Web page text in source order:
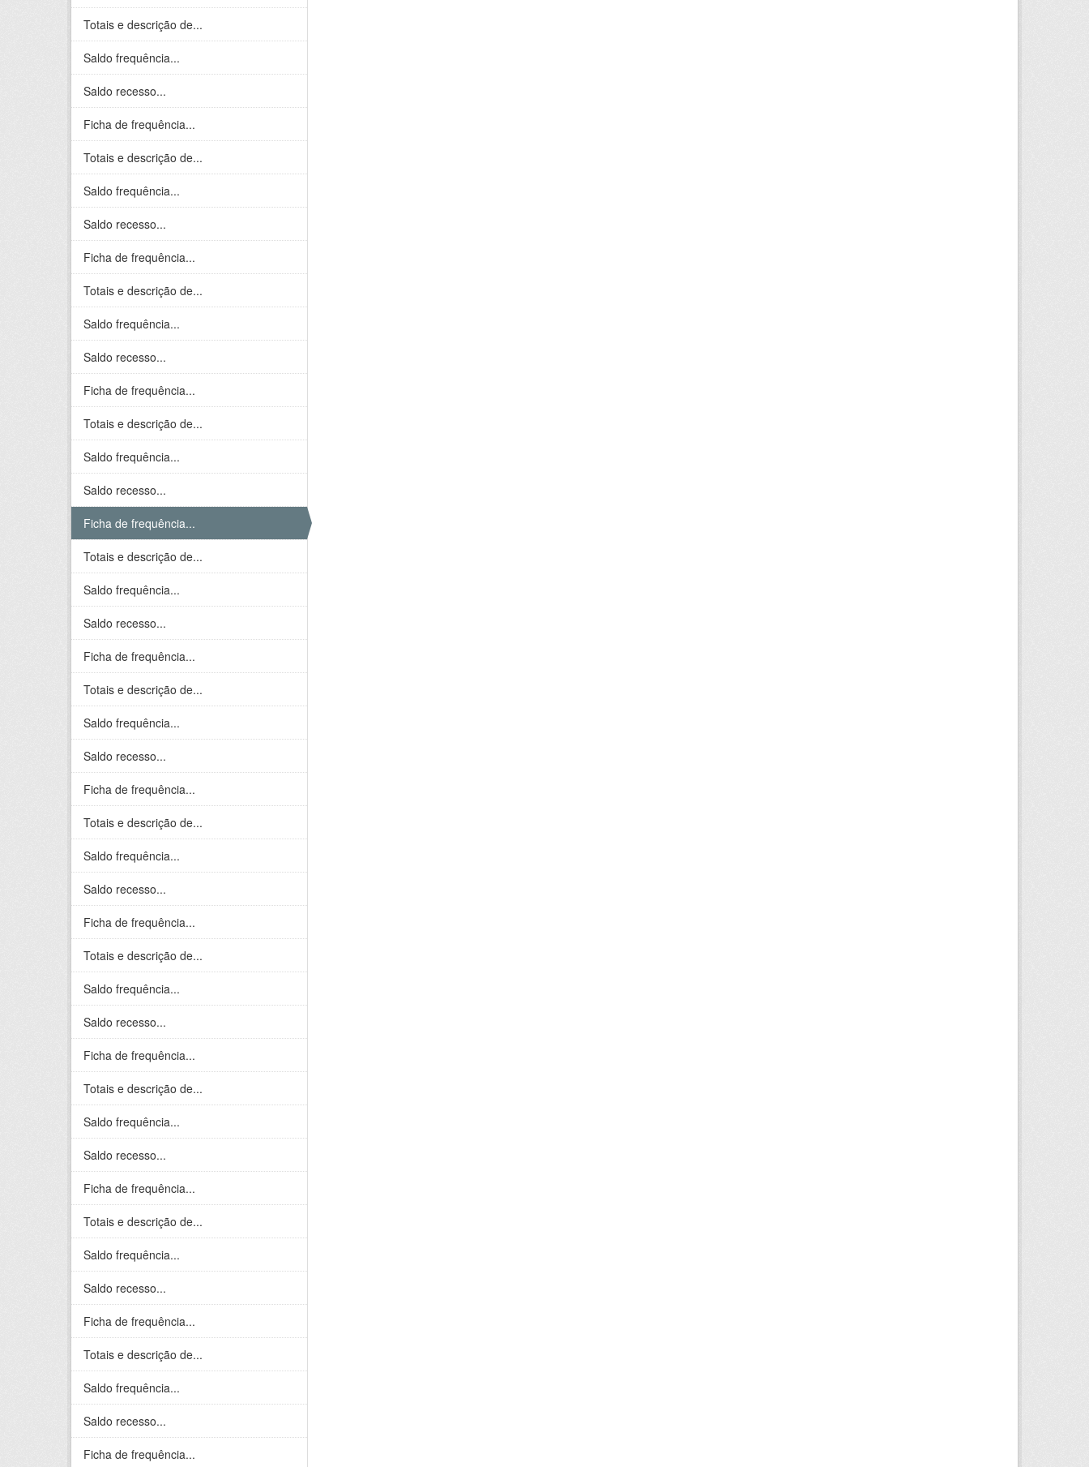
Totais e descrição de...
Saldo frequência...
Saldo recesso...
Ficha de frequência...
Totais e descrição de...
Saldo frequência...
Saldo recesso...
Ficha de frequência...
Totais e descrição de...
Saldo frequência...
Saldo recesso...
Ficha de frequência...
Totais e descrição de...
Saldo frequência...
Saldo recesso...
Ficha de frequência...
Totais e descrição de...
Saldo frequência...
Saldo recesso...
Ficha de frequência...
Totais e descrição de...
Saldo frequência...
Saldo recesso...
Ficha de frequência...
Totais e descrição de...
Saldo frequência...
Saldo recesso...
Ficha de frequência...
Totais e descrição de...
Saldo frequência...
Saldo recesso...
Ficha de frequência...
Totais e descrição de...
Saldo frequência...
Saldo recesso...
Ficha de frequência...
Totais e descrição de...
Saldo frequência...
Saldo recesso...
Ficha de frequência...
Totais e descrição de...
Saldo frequência...
Saldo recesso...
Ficha de frequência...